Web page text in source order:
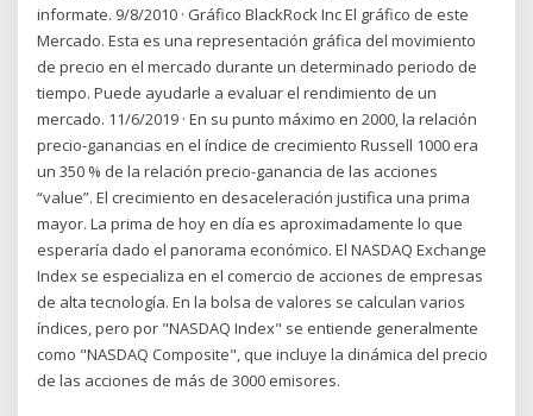
informate. 9/8/2010 · Gráfico BlackRock Inc El gráfico de este
Mercado. Esta es una representación gráfica del movimiento
de precio en el mercado durante un determinado periodo de
tiempo. Puede ayudarle a evaluar el rendimiento de un
mercado. 11/6/2019 · En su punto máximo en 2000, la relación
precio-ganancias en el índice de crecimiento Russell 1000 era
un 350 % de la relación precio-ganancia de las acciones
“value”. El crecimiento en desaceleración justifica una prima
mayor. La prima de hoy en día es aproximadamente lo que
esperaría dado el panorama económico. El NASDAQ Exchange
Index se especializa en el comercio de acciones de empresas
de alta tecnología. En la bolsa de valores se calculan varios
índices, pero por "NASDAQ Index" se entiende generalmente
como "NASDAQ Composite", que incluye la dinámica del precio
de las acciones de más de 3000 emisores.